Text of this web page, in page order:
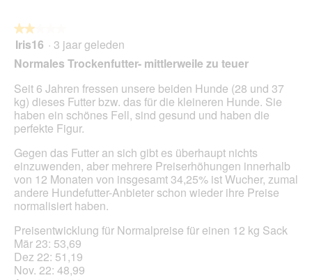
o
g
e
n
s
t
e
r
.
t
u
e
e
n
m
o
d
a
a
l
d
i
a
o
o
g
v
★★★★★
★★★★★
2
5
Iris16 · 3 jaar geleden
Normales Trockenfutter- mittlerweile zu teuer
Seit 6 Jahren fressen unsere beiden Hunde (28 und 37
kg) dieses Futter bzw. das für die kleineren Hunde. Sie
haben ein schönes Fell, sind gesund und haben die
perfekte Figur.
Gegen das Futter an sich gibt es überhaupt nichts
einzuwenden, aber mehrere Preiserhöhungen innerhalb
von 12 Monaten von insgesamt 34,25% ist Wucher, zumal
andere Hundefutter-Anbieter schon wieder ihre Preise
normalisiert haben.
Preisentwicklung für Normalpreise für einen 12 kg Sack
Mär 23: 53,69
Dez 22: 51,19
Nov. 22: 48,99